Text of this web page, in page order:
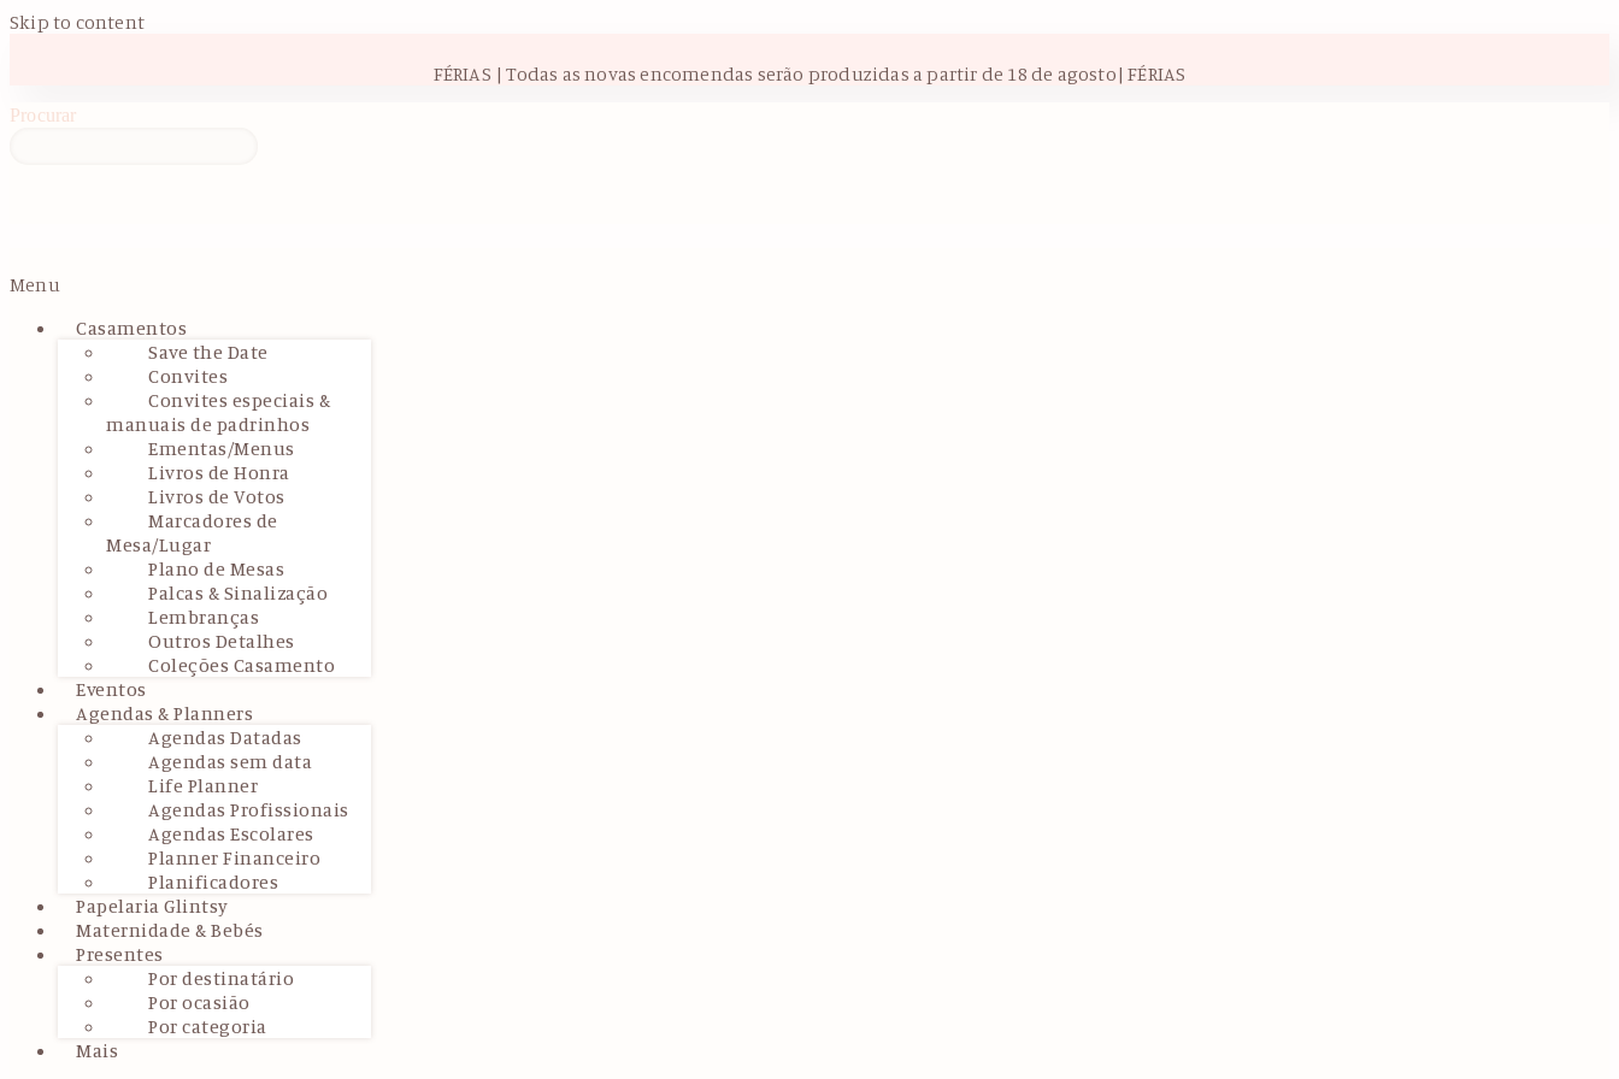
Skip to content
FÉRIAS | Todas as novas encomendas serão produzidas a partir de 18 de agosto| FÉRIAS
Procurar
Menu
Casamentos
Save the Date
Convites
Convites especiais &
manuais de padrinhos
Ementas/Menus
Livros de Honra
Livros de Votos
Marcadores de
Mesa/Lugar
Plano de Mesas
Palcas & Sinalização
Lembranças
Outros Detalhes
Coleções Casamento
Eventos
Agendas & Planners
Agendas Datadas
Agendas sem data
Life Planner
Agendas Profissionais
Agendas Escolares
Planner Financeiro
Planificadores
Papelaria Glintsy
Maternidade & Bebés
Presentes
Por destinatário
Por ocasião
Por categoria
Mais